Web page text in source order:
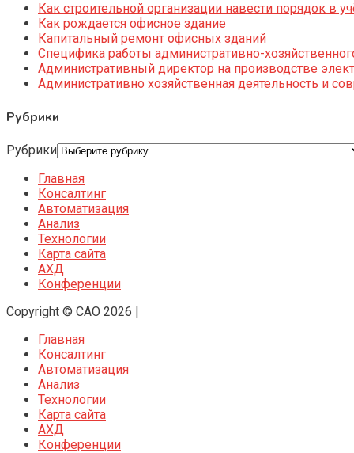
Как строительной организации навести порядок в
Как рождается офисное здание
Капитальный ремонт офисных зданий
Специфика работы административно-
Административный директор на производстве
Административно хозяйственная деятельность и
Рубрики
Рубрики
Главная
Консалтинг
Автоматизация
Анализ
Технологии
Карта сайта
АХД
Конференции
Copyright © CAO 2026 |
Главная
Консалтинг
Автоматизация
Анализ
Технологии
Карта сайта
АХД
Конференции